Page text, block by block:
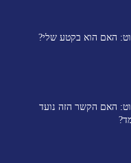
האם הוא בקטע שלי?
האם הקשר הזה נועד